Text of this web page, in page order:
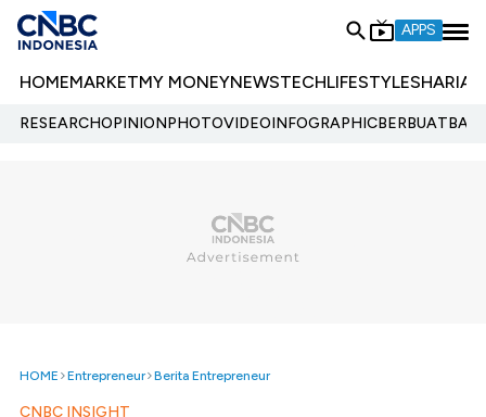
APPS
HOMEMARKETMY MONEYNEWSTECHLIFESTYLESHARIA
RESEARCHOPINIONPHOTOVIDEOINFOGRAPHIC
HOME Entrepreneur Berita Entrepreneur
CNBC INSIGHT